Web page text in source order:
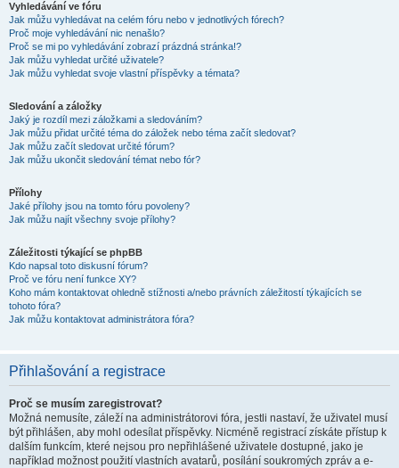
Vyhledávání ve fóru
Jak můžu vyhledávat na celém fóru nebo v jednotlivých fórech?
Proč moje vyhledávání nic nenašlo?
Proč se mi po vyhledávání zobrazí prázdná stránka!?
Jak můžu vyhledat určité uživatele?
Jak můžu vyhledat svoje vlastní příspěvky a témata?
Sledování a záložky
Jaký je rozdíl mezi záložkami a sledováním?
Jak můžu přidat určité téma do záložek nebo téma začít sledovat?
Jak můžu začít sledovat určité fórum?
Jak můžu ukončit sledování témat nebo fór?
Přílohy
Jaké přílohy jsou na tomto fóru povoleny?
Jak můžu najít všechny svoje přílohy?
Záležitosti týkající se phpBB
Kdo napsal toto diskusní fórum?
Proč ve fóru není funkce XY?
Koho mám kontaktovat ohledně stížnosti a/nebo právních záležitostí týkajících se
tohoto fóra?
Jak můžu kontaktovat administrátora fóra?
Přihlašování a registrace
Proč se musím zaregistrovat?
Možná nemusíte, záleží na administrátorovi fóra, jestli nastaví, že uživatel musí
být přihlášen, aby mohl odesílat příspěvky. Nicméně registrací získáte přístup k
dalším funkcím, které nejsou pro nepřihlášené uživatele dostupné, jako je
například možnost použití vlastních avatarů, posílání soukromých zpráv a e-